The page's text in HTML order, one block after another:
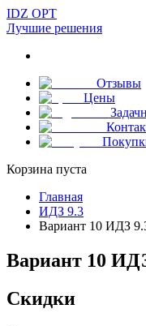
IDZ OPT
Лучшие решения
Отзывы
Цены
Корзина пуста
Главная
ИДЗ 9.3
Вариант 10 ИДЗ
Вариант 10
Скидки